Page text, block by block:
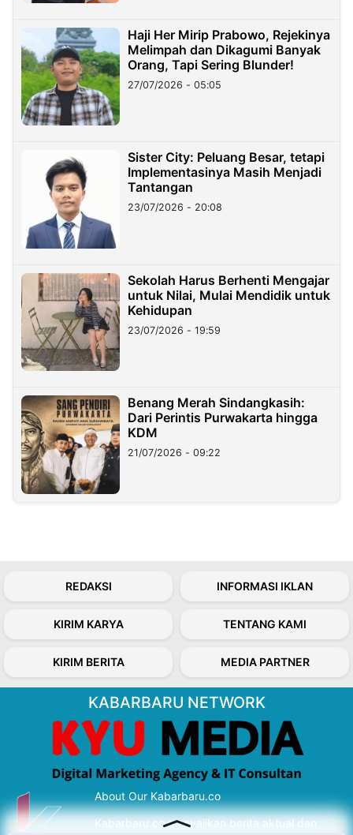
Haji Her Mirip Prabowo, Rejekinya
Melimpah dan Dikagumi Banyak
Orang, Tapi Sering Blunder!
27/07/2026 - 05:05
Sister City: Peluang Besar, tetapi
Implementasinya Masih Menjadi
Tantangan
23/07/2026 - 20:08
Sekolah Harus Berhenti Mengajar
untuk Nilai, Mulai Mendidik untuk
Kehidupan
23/07/2026 - 19:59
Benang Merah Sindangkasih:
Dari Perintis Purwakarta hingga
KDM
21/07/2026 - 09:22
REDAKSI INFORMASI IKLAN
KIRIM KARYA TENTANG KAMI
KIRIM BERITA MEDIA PARTNER
KABARBARU NETWORK
About Our Kabarbaru.co
Kabarbaru.co menyajikan berita aktual dan